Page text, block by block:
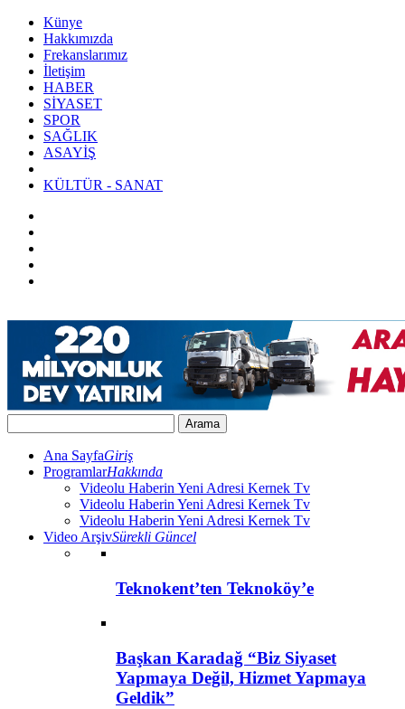
Künye
Hakkımızda
Frekanslarımız
İletişim
HABER
SİYASET
SPOR
SAĞLIK
ASAYİŞ
KÜLTÜR - SANAT
Ana SayfaGiriş
ProgramlarHakkında
Videolu Haberin Yeni Adresi Kernek Tv
Videolu Haberin Yeni Adresi Kernek Tv
Videolu Haberin Yeni Adresi Kernek Tv
Video ArşivSürekli Güncel
Teknokent’ten Teknoköy’e
Başkan Karadağ “Biz Siyaset
Yapmaya Değil, Hizmet Yapmaya
Geldik”